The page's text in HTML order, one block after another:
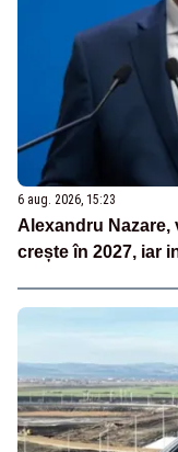
6 aug. 2026, 15:23
Alexandru Nazare,
crește în 2027, iar